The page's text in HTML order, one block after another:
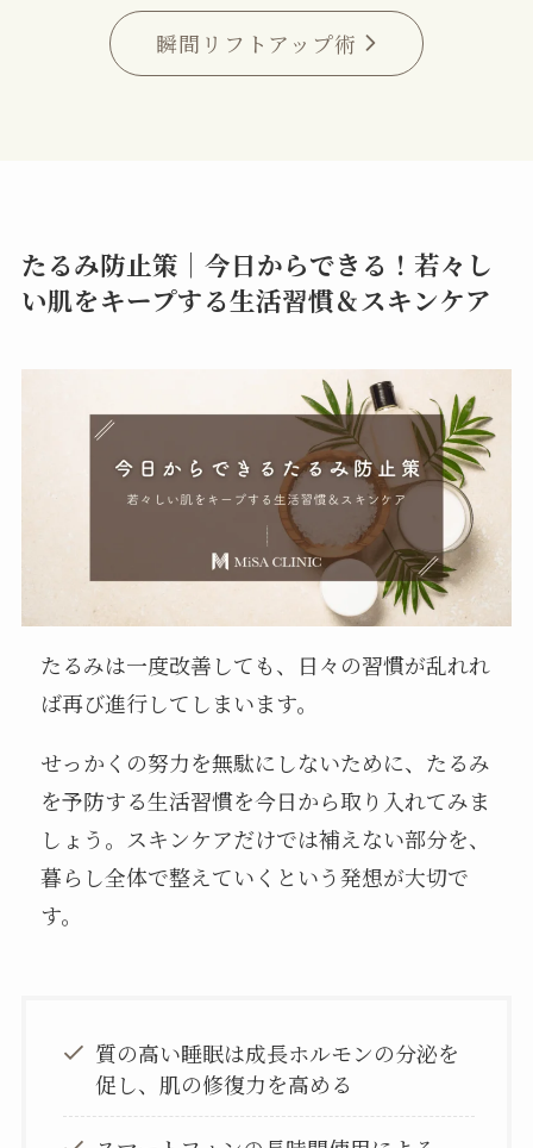
瞬間リフトアップ術
たるみ防止策｜今日からできる！若々し
い肌をキープする生活習慣＆スキンケア
たるみは一度改善しても、日々の習慣が乱れれ
ば再び進行してしまいます。
せっかくの努力を無駄にしないために、たるみ
を予防する生活習慣を今日から取り入れてみま
しょう。スキンケアだけでは補えない部分を、
暮らし全体で整えていくという発想が大切で
す。
質の高い睡眠は成長ホルモンの分泌を
促し、肌の修復力を高める